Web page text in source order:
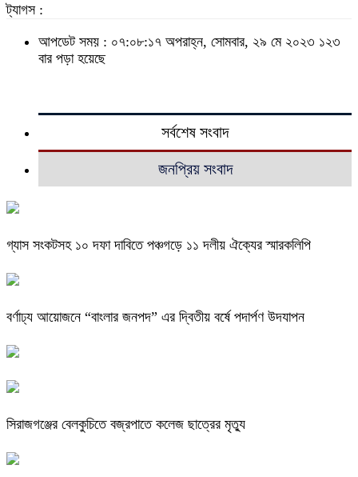
ট্যাগস :
আপডেট সময় : ০৭:০৮:১৭ অপরাহ্ন, সোমবার, ২৯ মে ২০২৩ ১২৩
বার পড়া হয়েছে
সর্বশেষ সংবাদ
জনপ্রিয় সংবাদ
গ্যাস সংকটসহ ১০ দফা দাবিতে পঞ্চগড়ে ১১ দলীয় ঐক্যের স্মারকলিপি
বর্ণাঢ্য আয়োজনে “বাংলার জনপদ” এর দ্বিতীয় বর্ষে পদার্পণ উদযাপন
সিরাজগঞ্জের বেলকুচিতে বজ্রপাতে কলেজ ছাত্রের মৃত্যু